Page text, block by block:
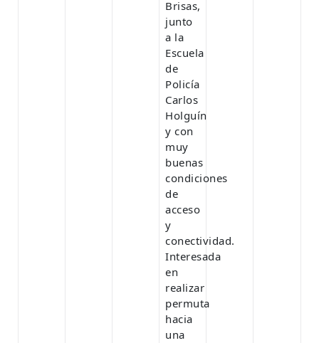
Brisas,
junto
a la
Escuela
de
Policía
Carlos
Holguín
y con
muy
buenas
condiciones
de
acceso
y
conectividad.
Interesada
en
realizar
permuta
hacia
una